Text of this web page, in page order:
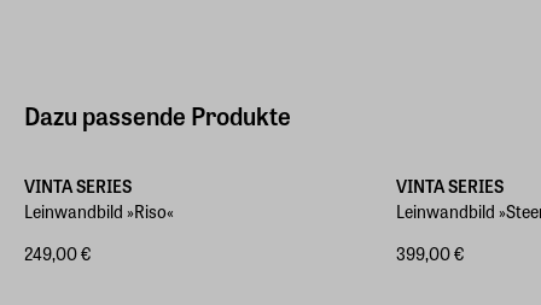
Dazu passende Produkte
Verschiedene Größen
VINTA SERIES
Leinwandbild »Riso«
249,00 €
VINTA SERIES
Leinwandbild
399,00 €